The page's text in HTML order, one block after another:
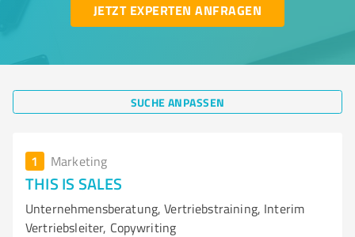
JETZT EXPERTEN ANFRAGEN
SUCHE ANPASSEN
1 Marketing
THIS IS SALES
Unternehmensberatung, Vertriebstraining, Interim
Vertriebsleiter, Copywriting